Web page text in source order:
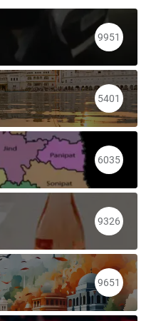
9951
5401
6035
9326
9651